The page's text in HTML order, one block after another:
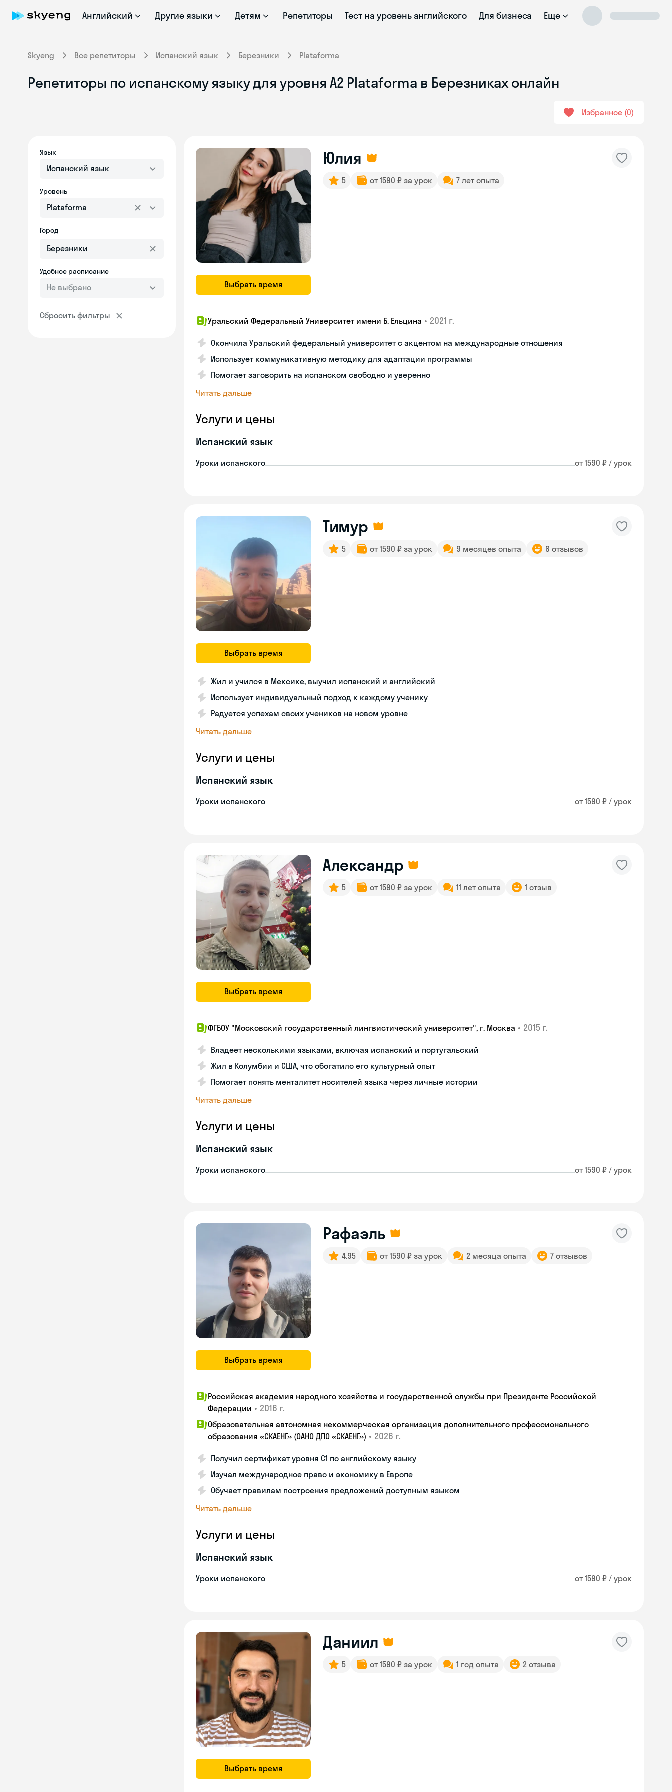
Английский Другие языки Детям Репетиторы Тест на уровень английского Для бизнеса Еще
Skyeng Все репетиторы Испанский язык Березники Plataforma
Репетиторы по испанскому языку для уровня А2 Plataforma в Березниках онлайн
Избранное 0
Язык
Испанский язык
Уровень
Plataforma
Город
Удобное расписание
Не выбрано
Сбросить фильтры
Выбрать время
Юлия
5 от 1590 ₽ за урок 7 лет опыта
Уральский Федеральный Университет имени Б. Ельцина • 2021 г.
Окончила Уральский федеральный университет с акцентом на международные отношения
Использует коммуникативную методику для адаптации программы
Помогает заговорить на испанском свободно и уверенно
Читать дальше
Услуги и цены
Испанский язык
Уроки испанского от 1590 ₽ / урок
Выбрать время
Тимур
5 от 1590 ₽ за урок 9 месяцев опыта 6 отзывов
Жил и учился в Мексике, выучил испанский и английский
Использует индивидуальный подход к каждому ученику
Радуется успехам своих учеников на новом уровне
Читать дальше
Услуги и цены
Испанский язык
Уроки испанского от 1590 ₽ / урок
Выбрать время
Александр
5 от 1590 ₽ за урок 11 лет опыта 1 отзыв
ФГБОУ "Московский государственный лингвистический университет", г. Москва • 2015 г.
Владеет несколькими языками, включая испанский и португальский
Жил в Колумбии и США, что обогатило его культурный опыт
Помогает понять менталитет носителей языка через личные истории
Читать дальше
Услуги и цены
Испанский язык
Уроки испанского от 1590 ₽ / урок
Выбрать время
Рафаэль
4.95 от 1590 ₽ за урок 2 месяца опыта 7 отзывов
Российская академия народного хозяйства и государственной службы при Президенте Российской
Федерации • 2016 г.
Образовательная автономная некоммерческая организация дополнительного профессионального
образования «СКАЕНГ» (ОАНО ДПО «СКАЕНГ») • 2026 г.
Получил сертификат уровня С1 по английскому языку
Изучал международное право и экономику в Европе
Обучает правилам построения предложений доступным языком
Читать дальше
Услуги и цены
Испанский язык
Уроки испанского от 1590 ₽ / урок
Выбрать время
Даниил
5 от 1590 ₽ за урок 1 год опыта 2 отзыва